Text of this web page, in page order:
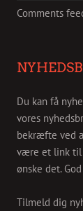
Comments
Du kan få
vores
bekræfte ved
være et link til
ønske det.
Tilmeld dig